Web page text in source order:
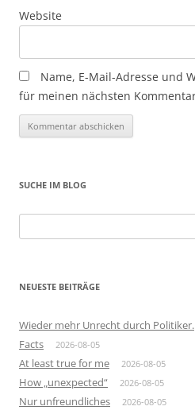
Website
Name, E-Mail-Adresse und
für meinen nächsten
SUCHE IM BLOG
nach:
NEUESTE BEITRÄGE
Wieder mehr Unrecht durch Politiker.
Facts 2026-08-05
At least true for me 2026-08-05
How „unexpected“ 2026-08-05
Nur unfreundliches 2026-08-05